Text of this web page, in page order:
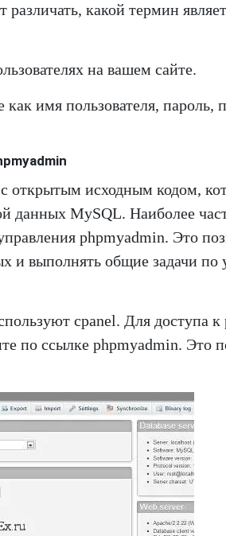
какой термин
на вашем сайте.
имя пользователя, пароль,
открытым исходным кодом,
данных MySQL. Наиболее
phpmyadmin. Это
и выполнять общие задачи
cpanel. Для доступа к
по ссылке phpmyadmin. Это